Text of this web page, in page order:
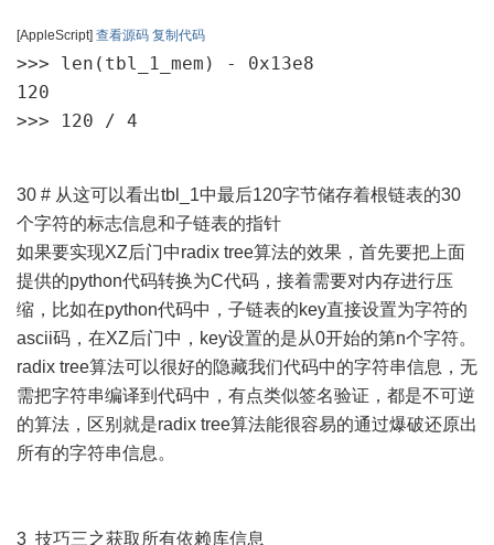
[AppleScript] 查看源码 复制代码
>>> len(tbl_1_mem) - 0x13e8
120
>>> 120 / 4
30 # 从这可以看出tbl_1中最后120字节储存着根链表的30
个字符的标志信息和子链表的指针
如果要实现XZ后门中radix tree算法的效果，首先要把上面
提供的python代码转换为C代码，接着需要对内存进行压
缩，比如在python代码中，子链表的key直接设置为字符的
ascii码，在XZ后门中，key设置的是从0开始的第n个字符。
radix tree算法可以很好的隐藏我们代码中的字符串信息，无
需把字符串编译到代码中，有点类似签名验证，都是不可逆
的算法，区别就是radix tree算法能很容易的通过爆破还原出
所有的字符串信息。
3 技巧三之获取所有依赖库信息